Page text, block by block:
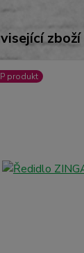
zboží
produkt